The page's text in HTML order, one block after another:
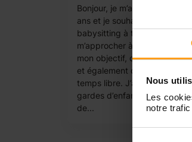
Nous
Les
notre
Bonjour, je m’appel Imane, j’ai
ans et je souhaite faire du
babysitting à temps partiel
m’approcher à un maximum
mon objectif, devenir
et également d’occuper mon
temps libre. J’ai l’habitude
gardes d’enfants, qu’il
de...